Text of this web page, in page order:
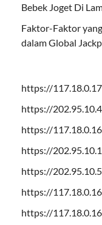
Bebek Joget Di
Faktor-Faktor
dalam Global
https://
https://
https://
https://
https://
https://
https://